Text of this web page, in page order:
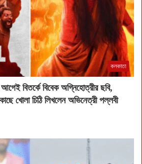
কলকাতা
বিতর্কে বিবেক অগ্নিহোত্রীর ছবি,
খোলা চিঠি লিখলেন অভিনেত্রী পল্লবী